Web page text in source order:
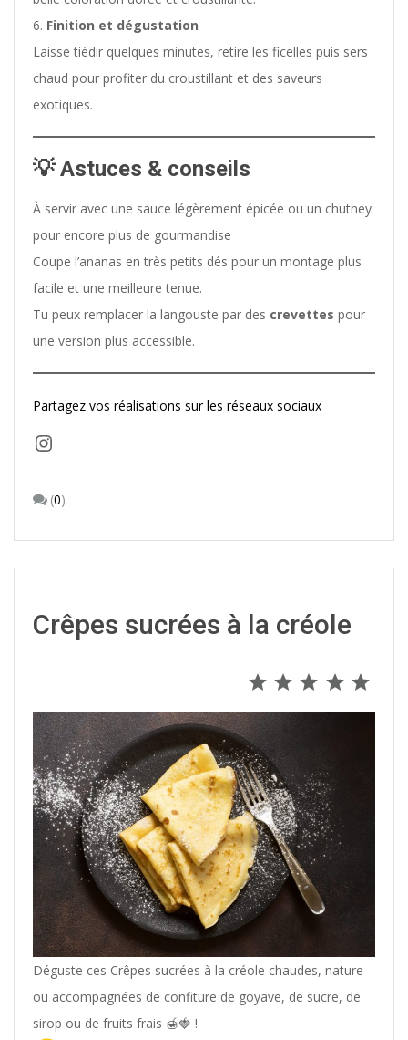
Finition et dégustation
Laisse tiédir quelques minutes, retire les ficelles puis sers
chaud pour profiter du croustillant et des saveurs
exotiques.
💡 Astuces & conseils
À servir avec une sauce légèrement épicée ou un chutney
pour encore plus de gourmandise
Coupe l’ananas en très petits dés pour un montage plus
facile et une meilleure tenue.
Tu peux remplacer la langouste par des crevettes pour
une version plus accessible.
Partagez vos réalisations sur les réseaux sociaux
Instagram
(0)
Crêpes sucrées à la créole
Déguste ces Crêpes sucrées à la créole chaudes, nature
ou accompagnées de confiture de goyave, de sucre, de
sirop ou de fruits frais 🍯🍓 !